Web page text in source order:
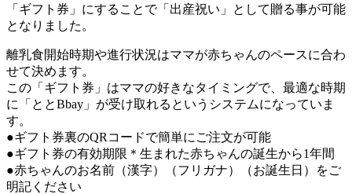
「ギフト券」にすることで「出産祝い」として贈る事が可能
となりました。
離乳食開始時期や進行状況はママが赤ちゃんのペースに合わ
せて決めます。
この「ギフト券」はママの好きなタイミングで、最適な時期
に「ととBbay」が受け取れるというシステムになっていま
す。
●ギフト券裏のQRコードで簡単にご注文が可能
●ギフト券の有効期限＊生まれた赤ちゃんの誕生から1年間
●赤ちゃんのお名前（漢字）（フリガナ）（お誕生日）をご
明記ください